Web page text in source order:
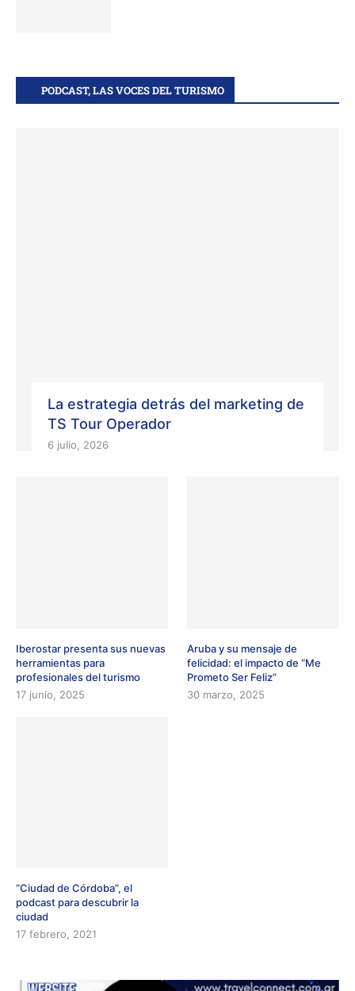
PODCAST, LAS VOCES DEL TURISMO
La estrategia detrás del marketing de
TS Tour Operador
6 julio, 2026
Iberostar presenta sus nuevas
herramientas para
profesionales del turismo
17 junio, 2025
Aruba y su mensaje de
felicidad: el impacto de “Me
Prometo Ser Feliz”
30 marzo, 2025
“Ciudad de Córdoba”, el
podcast para descubrir la
ciudad
17 febrero, 2021